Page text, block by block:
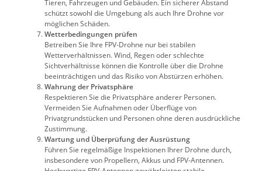
Tieren, Fahrzeugen und Gebäuden. Ein sicherer Abstand
schützt sowohl die Umgebung als auch Ihre Drohne vor
möglichen Schäden.
Wetterbedingungen prüfen
Betreiben Sie Ihre FPV-Drohne nur bei stabilen
Wetterverhältnissen. Wind, Regen oder schlechte
Sichtverhältnisse können die Kontrolle über die Drohne
beeinträchtigen und das Risiko von Abstürzen erhöhen.
Wahrung der Privatsphäre
Respektieren Sie die Privatsphäre anderer Personen.
Vermeiden Sie Aufnahmen oder Überflüge von
Privatgrundstücken und Personen ohne deren ausdrückliche
Zustimmung.
Wartung und Überprüfung der Ausrüstung
Führen Sie regelmäßige Inspektionen Ihrer Drohne durch,
insbesondere von Propellern, Akkus und FPV-Antennen.